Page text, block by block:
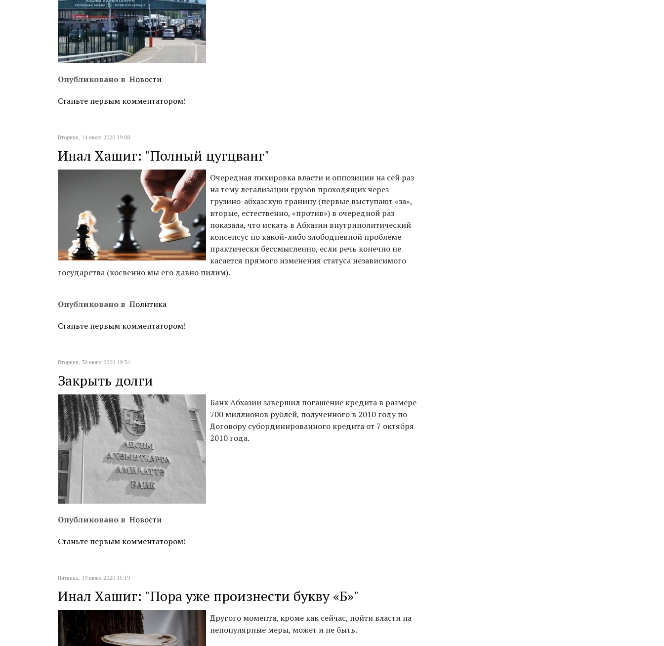
Опубликовано в Новости
Станьте первым комментатором!
Вторник, 14 июля 2020 19:08
Инал Хашиг: "Полный цугцванг"
Очередная пикировка власти и оппозиции на сей раз
на тему легализации грузов проходящих через
грузино-абхазскую границу (первые выступают «за»,
вторые, естественно, «против») в очередной раз
показала, что искать в Абхазии внутриполитический
консенсус по какой-либо злободневной проблеме
практически бессмысленно, если речь конечно не
касается прямого изменения статуса независимого
государства (косвенно мы его давно пилим).
Опубликовано в Политика
Станьте первым комментатором!
Вторник, 30 июня 2020 19:34
Закрыть долги
Банк Абхазии завершил погашение кредита в размере
700 миллионов рублей, полученного в 2010 году по
Договору субординированного кредита от 7 октября
2010 года.
Опубликовано в Новости
Станьте первым комментатором!
Пятница, 19 июня 2020 15:19
Инал Хашиг: "Пора уже произнести букву «Б»"
Другого момента, кроме как сейчас, пойти власти на
непопулярные меры, может и не быть.